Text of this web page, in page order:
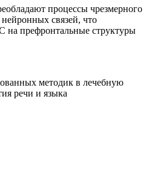
процессы чрезмерного
связей, что
на префронтальные структуры
методик в лечебную
речи и языка